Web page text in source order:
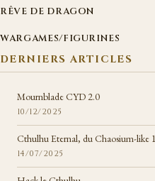
RÊVE DE DRAGON
WARGAMES/FIGURINES
DERNIERS ARTICLES
Mournblade CYD 2.0
10/12/2025
Cthulhu Eternal, du Chaosium-like
14/07/2025